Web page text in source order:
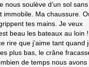
nous soulève d’un sol sans
immobile. Ma chaussure.
tes mains. Je veux
beau les bateaux au loin !
rire que j’aime tant quand
plus bas, le crâne
de temps nous avons